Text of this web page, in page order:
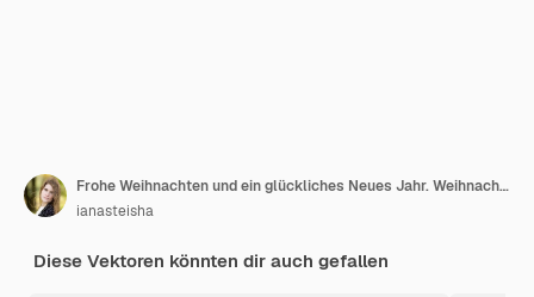
Frohe Weihnachten und ein glückliches Neues Jahr. Weihnachtshintergrund mit Weihnachtsstern, Schneeflocken, Stern und Kugeln. Grußkarte, Feiertagsbanner, Webplakat
ianasteisha
Diese Vektoren könnten dir auch gefallen